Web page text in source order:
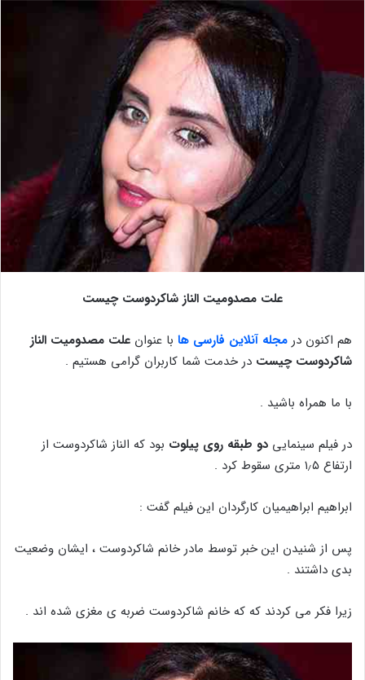
علت مصدومیت الناز شاکردوست چیست
هم اکنون در مجله آنلاین فارسی ها با عنوان علت مصدومیت الناز
شاکردوست چیست در خدمت شما کاربران گرامی هستیم .
با ما همراه باشید .
در فیلم سینمایی دو طبقه روی پیلوت بود که الناز شاکردوست از
ارتفاع ۱٫۵ متری سقوط کرد .
ابراهیم ابراهیمیان کارگردان این فیلم گفت :
پس از شنیدن این خبر توسط مادر خانم شاکردوست ، ایشان وضعیت
بدی داشتند .
زیرا فکر می کردند که که خانم شاکردوست ضربه ی مغزی شده اند .